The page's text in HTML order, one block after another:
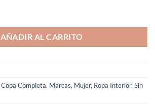
AÑADIR AL CARRITO
Copa Completa, Marcas, Mujer, Ropa Interior, Sin